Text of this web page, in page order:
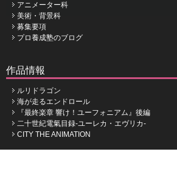
アニメーター科
美術・背景科
募集要項
プロ養成塾のブログ
作品情報
ルリドラゴン
海が走るエンドロール
『最終楽章 響け！ユーフォニアム』後編
二十世紀電氣目録-ユーレカ・エヴリカ-
CITY THE ANIMATION